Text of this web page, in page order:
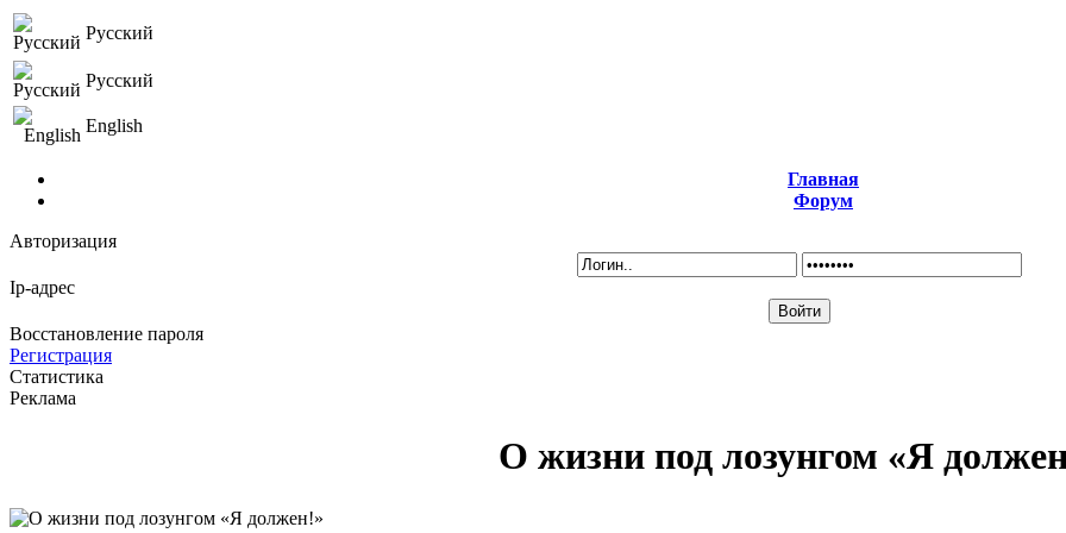
Русский
Русский
English
Главная
Форум
Авторизация
Ip-адрес
Восстановление пароля
Регистрация
Статистика
Реклама
О жизни под лозунгом «Я